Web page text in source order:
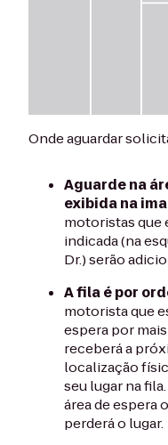
Onde aguardar
Aguarde na
exibida na
motoristas que
indicada (na
Dr.) serão
A fila é por
motorista que
espera por
receberá a
localização
seu lugar na
área de espera
perderá o lugar.